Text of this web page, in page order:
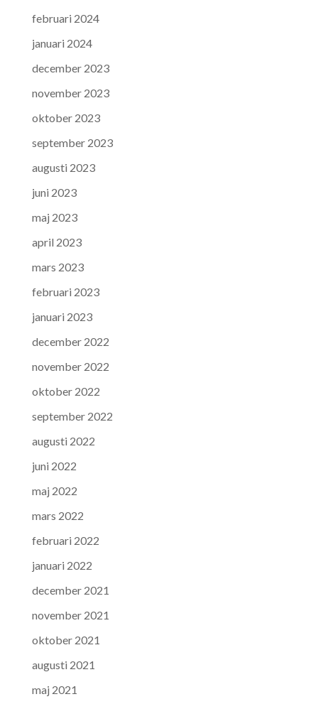
februari 2024
januari 2024
december 2023
november 2023
oktober 2023
september 2023
augusti 2023
juni 2023
maj 2023
april 2023
mars 2023
februari 2023
januari 2023
december 2022
november 2022
oktober 2022
september 2022
augusti 2022
juni 2022
maj 2022
mars 2022
februari 2022
januari 2022
december 2021
november 2021
oktober 2021
augusti 2021
maj 2021